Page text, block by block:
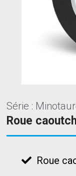
Série :
Roue
Roue